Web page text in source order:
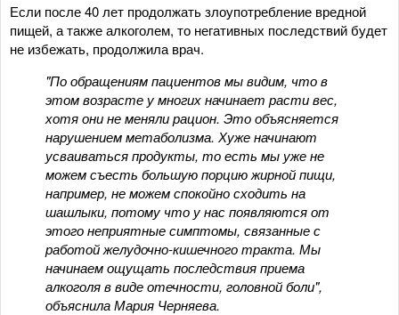
Если после 40 лет продолжать злоупотребление вредной
пищей, а также алкоголем, то негативных последствий будет
не избежать, продолжила врач.
"По обращениям пациентов мы видим, что в
этом возрасте у многих начинает расти вес,
хотя они не меняли рацион. Это объясняется
нарушением метаболизма. Хуже начинают
усваиваться продукты, то есть мы уже не
можем съесть большую порцию жирной пищи,
например, не можем спокойно сходить на
шашлыки, потому что у нас появляются от
этого неприятные симптомы, связанные с
работой желудочно-кишечного тракта. Мы
начинаем ощущать последствия приема
алкоголя в виде отечности, головной боли",
объяснила Мария Черняева.